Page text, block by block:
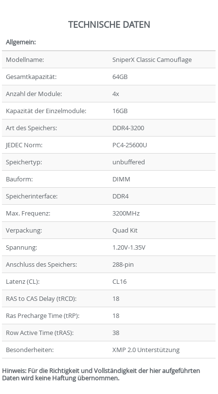
TECHNISCHE DATEN
Allgemein:
Modellname:
SniperX Classic Camouflage
Gesamtkapazität:
64GB
Anzahl der Module:
4x
Kapazität der Einzelmodule:
16GB
Art des Speichers:
DDR4-3200
JEDEC Norm:
PC4-25600U
Speichertyp:
unbuffered
Bauform:
DIMM
Speicherinterface:
DDR4
Max. Frequenz:
3200MHz
Verpackung:
Quad Kit
Spannung:
1.20V-1.35V
Anschluss des Speichers:
288-pin
Latenz (CL):
CL16
RAS to CAS Delay (tRCD):
18
Ras Precharge Time (tRP):
18
Row Active Time (tRAS):
38
Besonderheiten:
XMP 2.0 Unterstützung
Hinweis: Für die Richtigkeit und Vollständigkeit der hier aufgeführten
Daten wird keine Haftung übernommen.